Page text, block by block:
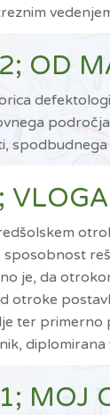
OD
je, da
otroke
ter primerno
MOJ